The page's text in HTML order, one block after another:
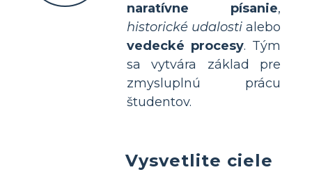
naratívne písanie,
historické udalosti alebo
vedecké procesy. Tým
sa vytvára základ pre
zmysluplnú prácu
študentov.
Vysvetlite ciele